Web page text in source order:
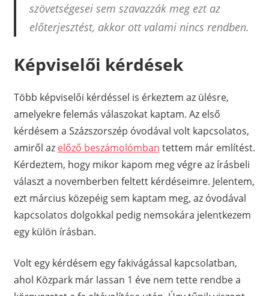
szövetségesei sem szavazzák meg ezt az
előterjesztést, akkor ott valami nincs rendben.
Képviselői kérdések
Több képviselői kérdéssel is érkeztem az ülésre,
amelyekre felemás válaszokat kaptam. Az első
kérdésem a Százszorszép óvodával volt kapcsolatos,
amiről az előző beszámolómban tettem már említést.
Kérdeztem, hogy mikor kapom meg végre az írásbeli
választ a novemberben feltett kérdéseimre. Jelentem,
ezt március közepéig sem kaptam meg, az óvodával
kapcsolatos dolgokkal pedig nemsokára jelentkezem
egy külön írásban.
Volt egy kérdésem egy fakivágással kapcsolatban,
ahol Közpark már lassan 1 éve nem tette rendbe a